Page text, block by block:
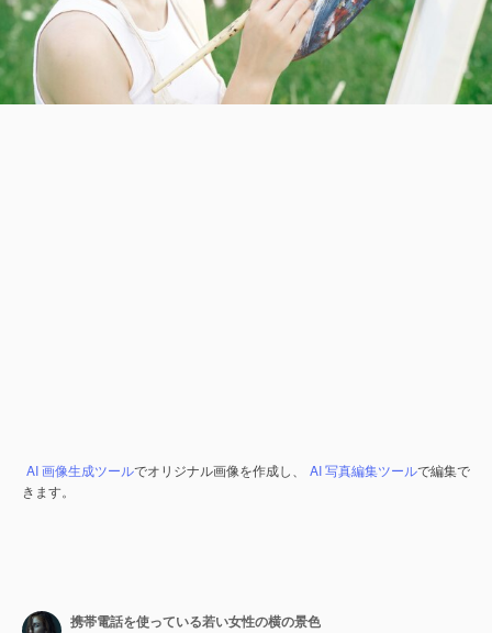
AI 画像生成ツールでオリジナル画像を作成し、 AI 写真編集ツールで編集で
きます。
携帯電話を使っている若い女性の横の景色